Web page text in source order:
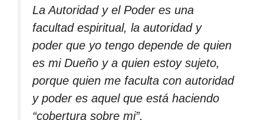
La Autoridad y el Poder es una
facultad espiritual, la autoridad y
poder que yo tengo depende de quien
es mi Dueño y a quien estoy sujeto,
porque quien me faculta con autoridad
y poder es aquel que está haciendo
“cobertura sobre mi”.